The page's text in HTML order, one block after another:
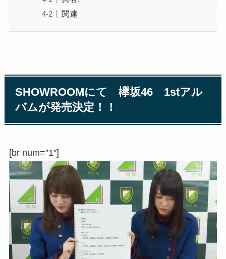
関連
SHOWROOMにて 欅坂46 1stアル
バムが発売決定！！
[br num=”1″]